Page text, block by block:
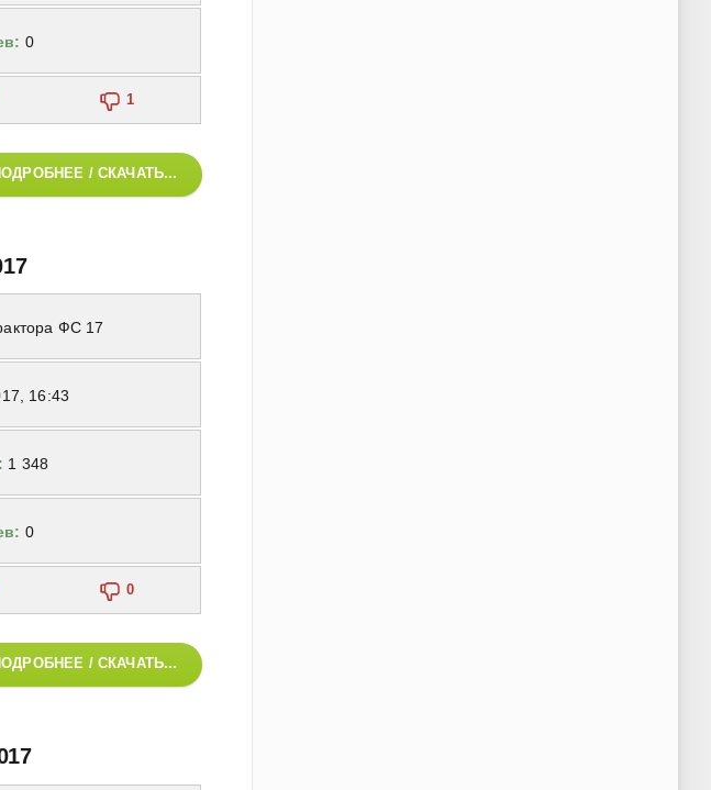
0
1
/ СКАЧАТЬ...
ФС 17
16:43
1 348
0
0
/ СКАЧАТЬ...